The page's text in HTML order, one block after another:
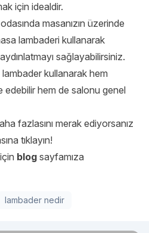
için idealdir.
masanızın üzerinde
lambaderi kullanarak
sağlayabilirsiniz.
kullanarak hem
edebilir hem de salonu genel
fazlasını merak ediyorsanız
tıklayın!
blog sayfamıza
lambader nedir